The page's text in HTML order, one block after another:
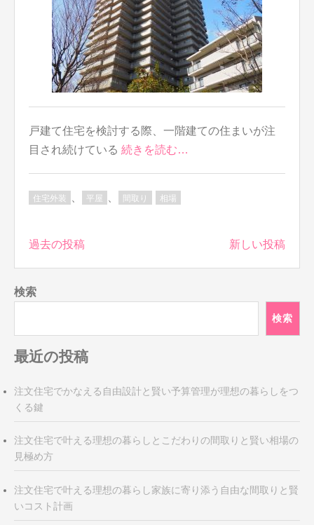
戸建て住宅を検討する際、一階建ての住まいが注
目され続けている 続きを読む…
住宅外装 平屋 間取り 相場
投
ビ
シ
ョ
ン
過去の投稿 新しい投稿
検索
検索
最近の投稿
注文住宅でかなえる自由設計と賢い予算管理が理想の暮らしをつ
くる鍵
注文住宅で叶える理想の暮らしとこだわりの間取りと賢い相場の
見極め方
注文住宅で叶える理想の暮らし家族に寄り添う自由な間取りと賢
いコスト計画